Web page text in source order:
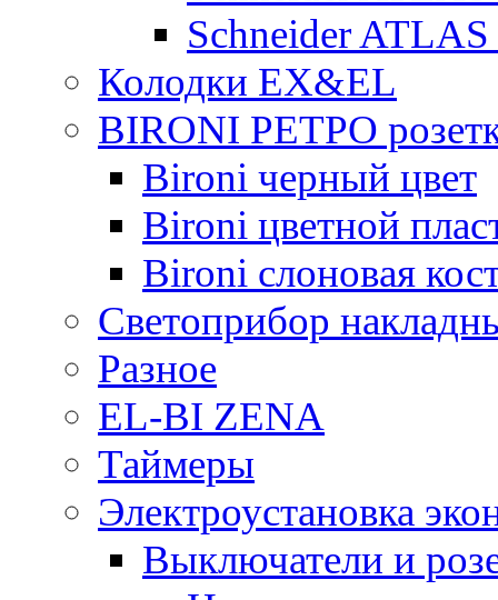
Schneider
Колодки EX&EL
BIRONI РЕТРО
Bironi черный цвет
Bironi цветной
Bironi слоновая
Светоприбор
Разное
EL-BI ZENA
Таймеры
Электроустановка
Выключатели и